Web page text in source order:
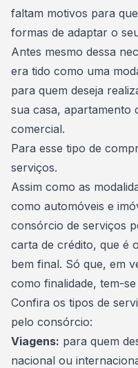
faltam motivos para
formas de adaptar o
Antes mesmo dessa
era tido como uma
para quem deseja
sua casa, apartamento
comercial.
Para esse tipo de
serviços.
Assim como as
como automóveis e
consórcio de serviços
carta de crédito, que é
bem final. Só que, em
como finalidade, tem-
Confira os tipos de
pelo consórcio:
Viagens: para quem
nacional ou